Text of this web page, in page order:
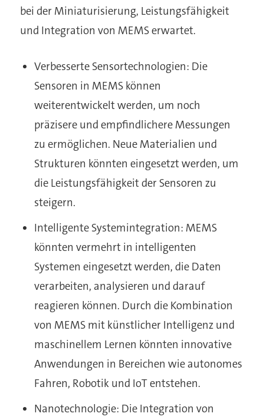
bei der Miniaturisierung, Leistungsfähigkeit
und Integration von MEMS erwartet.
Verbesserte Sensortechnologien: Die
Sensoren in MEMS können
weiterentwickelt werden, um noch
präzisere und empfindlichere Messungen
zu ermöglichen. Neue Materialien und
Strukturen könnten eingesetzt werden, um
die Leistungsfähigkeit der Sensoren zu
steigern.
Intelligente Systemintegration: MEMS
könnten vermehrt in intelligenten
Systemen eingesetzt werden, die Daten
verarbeiten, analysieren und darauf
reagieren können. Durch die Kombination
von MEMS mit künstlicher Intelligenz und
maschinellem Lernen könnten innovative
Anwendungen in Bereichen wie autonomes
Fahren, Robotik und IoT entstehen.
Nanotechnologie: Die Integration von